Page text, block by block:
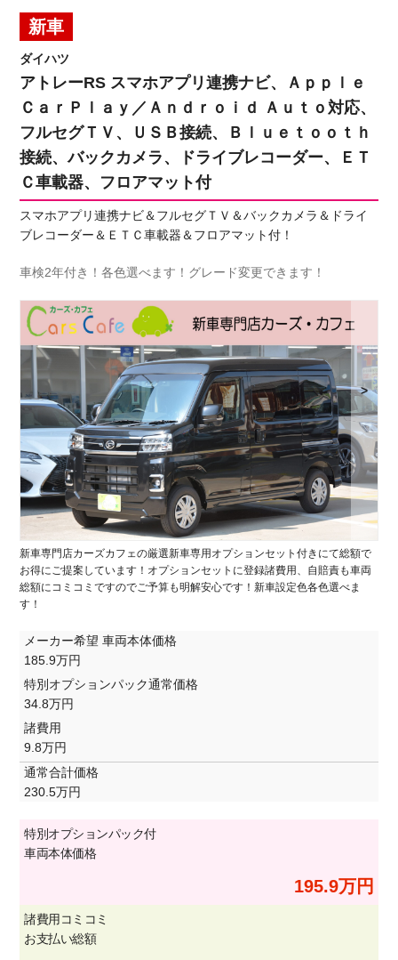
新車
ダイハツ
アトレーRS スマホアプリ連携ナビ、Ａｐｐｌｅ
ＣａｒＰｌａｙ／Ａｎｄｒｏｉｄ Ａｕｔｏ対応、
フルセグＴＶ、ＵＳＢ接続、Ｂｌｕｅｔｏｏｔｈ
接続、バックカメラ、ドライブレコーダー、ＥＴ
Ｃ車載器、フロアマット付
スマホアプリ連携ナビ＆フルセグＴＶ＆バックカメラ＆ドライ
ブレコーダー＆ＥＴＣ車載器＆フロアマット付！
車検2年付き！各色選べます！グレード変更できます！
>
新車専門店カーズカフェの厳選新車専用オプションセット付きにて総額で
お得にご提案しています！オプションセットに登録諸費用、自賠責も車両
総額にコミコミですのでご予算も明解安心です！新車設定色各色選べま
す！
メーカー希望 車両本体価格
185.9万円
特別オプションパック通常価格
34.8万円
諸費用
9.8万円
通常合計価格
230.5万円
特別オプションパック付
車両本体価格
195.9万円
諸費用コミコミ
お支払い総額